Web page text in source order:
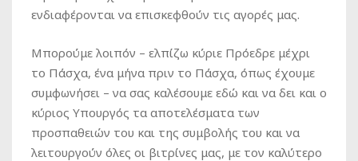
ενδιαφέρονται να επισκεφθούν τις αγορές μας.
Μπορούμε λοιπόν – ελπίζω κύριε Πρόεδρε μέχρι
το Πάσχα, ένα μήνα πριν το Πάσχα, όπως έχουμε
συμφωνήσει – να σας καλέσουμε εδώ και να δει και ο
κύριος Υπουργός τα αποτελέσματα των
προσπαθειών του και της συμβολής του και να
λειτουργούν όλες οι βιτρίνες μας, με τον καλύτερο